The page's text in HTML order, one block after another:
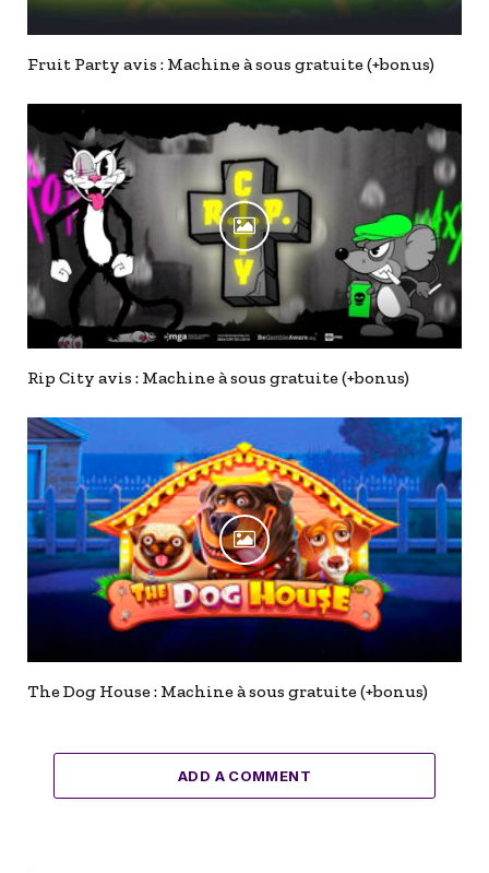
Fruit Party avis : Machine à sous gratuite (+bonus)
Rip City avis : Machine à sous gratuite (+bonus)
The Dog House : Machine à sous gratuite (+bonus)
ADD A COMMENT